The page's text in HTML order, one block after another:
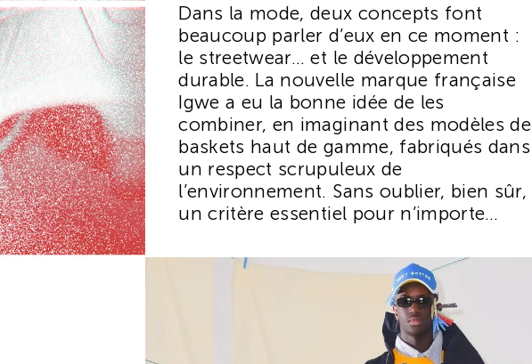
Dans la mode, deux concepts font
beaucoup parler d’eux en ce moment :
le streetwear… et le développement
durable. La nouvelle marque française
Igwe a eu la bonne idée de les
combiner, en imaginant des modèles de
baskets haut de gamme, fabriqués dans
un respect scrupuleux de
l’environnement. Sans oublier, bien sûr,
un critère essentiel pour n’importe